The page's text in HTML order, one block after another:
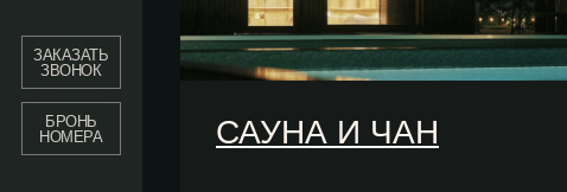
САУНА И ЧАН